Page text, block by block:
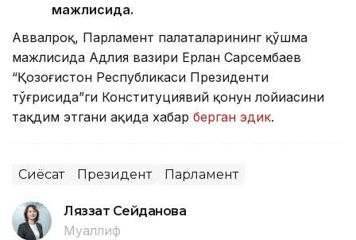
мажлисида.
Аввалроқ, Парламент палаталарининг қўшма
мажлисида Адлия вазири Ерлан Сарсембаев
“Қозоғистон Республикаси Президенти
тўғрисида”ги Конституциявий қонун лойиҳасини
тақдим этгани ҳақида хабар берган эдик.
Сиёсат Президент Парламент
Ляззат Сейданова
Муаллиф